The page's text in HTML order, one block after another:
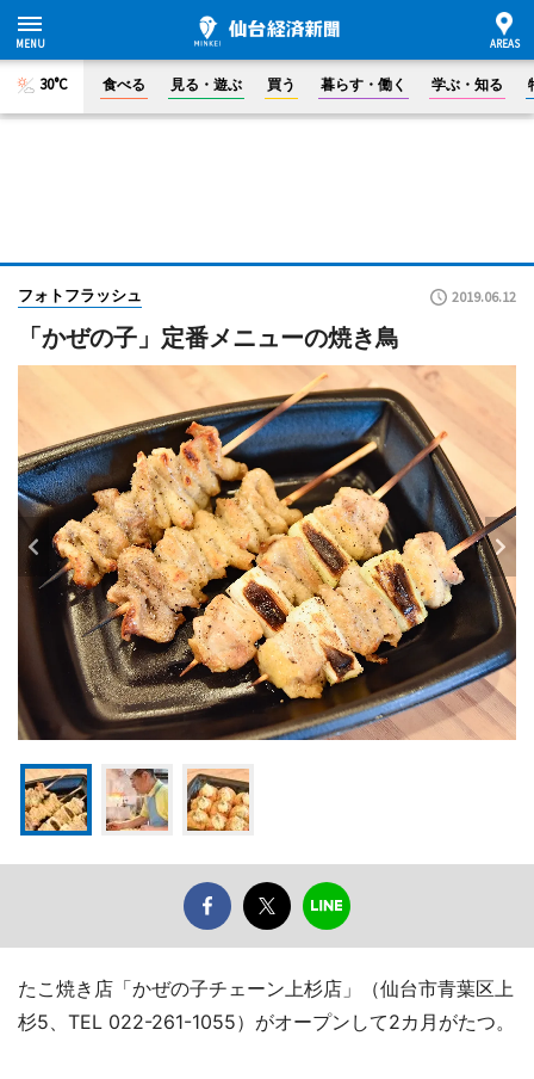
30°C 食べる 見る・遊ぶ 買う 暮らす・働く 学ぶ・知る
フォトフラッシュ 2019.06.12
「かぜの子」定番メニューの焼き鳥
たこ焼き店「かぜの子チェーン上杉店」（仙台市青葉区上
杉5、TEL 022-261-1055）がオープンして2カ月がたつ。